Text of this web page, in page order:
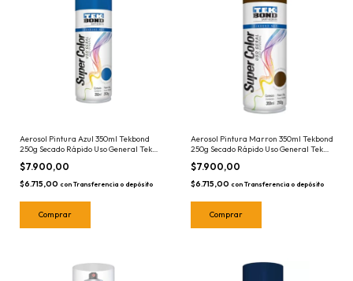
Aerosol Pintura Azul 350ml Tekbond
250g Secado Rápido Uso General Tek
Bond
$7.900,00
$6.715,00 con Transferencia o depósito
Aerosol Pintura Marron 350ml Tekbond
250g Secado Rápido Uso General Tek
Bond
$7.900,00
$6.715,00 con Transferencia o depósito